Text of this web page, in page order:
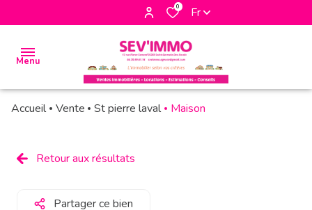
0 Fr
Menu
biens
à la
Accueil Vente St pierre laval Maison
Retour aux résultats
Partager ce bien